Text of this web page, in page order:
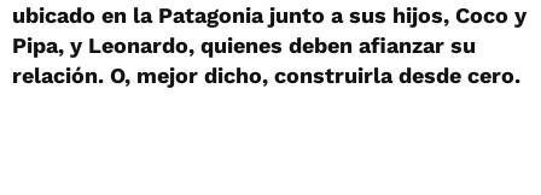
ubicado en la Patagonia junto a sus hijos, Coco y
Pipa, y Leonardo, quienes deben afianzar su
relación. O, mejor dicho, construirla desde cero.